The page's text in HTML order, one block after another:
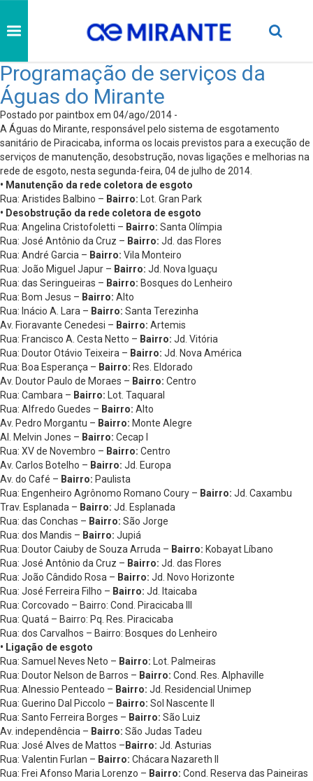
Programação de serviços da
Águas do Mirante
Postado por paintbox em 04/ago/2014 -
A Águas do Mirante, responsável pelo sistema de esgotamento
sanitário de Piracicaba, informa os locais previstos para a execução de
serviços de manutenção, desobstrução, novas ligações e melhorias na
rede de esgoto, nesta segunda-feira, 04 de julho de 2014.
• Manutenção da rede coletora de esgoto
Rua: Aristides Balbino – Bairro: Lot. Gran Park
• Desobstrução da rede coletora de esgoto
Rua: Angelina Cristofoletti – Bairro: Santa Olímpia
Rua: José Antônio da Cruz – Bairro: Jd. das Flores
Rua: André Garcia – Bairro: Vila Monteiro
Rua: João Miguel Japur – Bairro: Jd. Nova Iguaçu
Rua: das Seringueiras – Bairro: Bosques do Lenheiro
Rua: Bom Jesus – Bairro: Alto
Rua: Inácio A. Lara – Bairro: Santa Terezinha
Av. Fioravante Cenedesi – Bairro: Artemis
Rua: Francisco A. Cesta Netto – Bairro: Jd. Vitória
Rua: Doutor Otávio Teixeira – Bairro: Jd. Nova América
Rua: Boa Esperança – Bairro: Res. Eldorado
Av. Doutor Paulo de Moraes – Bairro: Centro
Rua: Cambara – Bairro: Lot. Taquaral
Rua: Alfredo Guedes – Bairro: Alto
Av. Pedro Morgantu – Bairro: Monte Alegre
Al. Melvin Jones – Bairro: Cecap I
Rua: XV de Novembro – Bairro: Centro
Av. Carlos Botelho – Bairro: Jd. Europa
Av. do Café – Bairro: Paulista
Rua: Engenheiro Agrônomo Romano Coury – Bairro: Jd. Caxambu
Trav. Esplanada – Bairro: Jd. Esplanada
Rua: das Conchas – Bairro: São Jorge
Rua: dos Mandis – Bairro: Jupiá
Rua: Doutor Caiuby de Souza Arruda – Bairro: Kobayat Líbano
Rua: José Antônio da Cruz – Bairro: Jd. das Flores
Rua: João Cândido Rosa – Bairro: Jd. Novo Horizonte
Rua: José Ferreira Filho – Bairro: Jd. Itaicaba
Rua: Corcovado – Bairro: Cond. Piracicaba III
Rua: Quatá – Bairro: Pq. Res. Piracicaba
Rua: dos Carvalhos – Bairro: Bosques do Lenheiro
• Ligação de esgoto
Rua: Samuel Neves Neto – Bairro: Lot. Palmeiras
Rua: Doutor Nelson de Barros – Bairro: Cond. Res. Alphaville
Rua: Alnessio Penteado – Bairro: Jd. Residencial Unimep
Rua: Guerino Dal Piccolo – Bairro: Sol Nascente II
Rua: Santo Ferreira Borges – Bairro: São Luiz
Av. independência – Bairro: São Judas Tadeu
Rua: José Alves de Mattos – Bairro: Jd. Asturias
Rua: Valentin Furlan – Bairro: Chácara Nazareth II
Rua: Frei Afonso Maria Lorenzo – Bairro: Cond. Reserva das Paineiras